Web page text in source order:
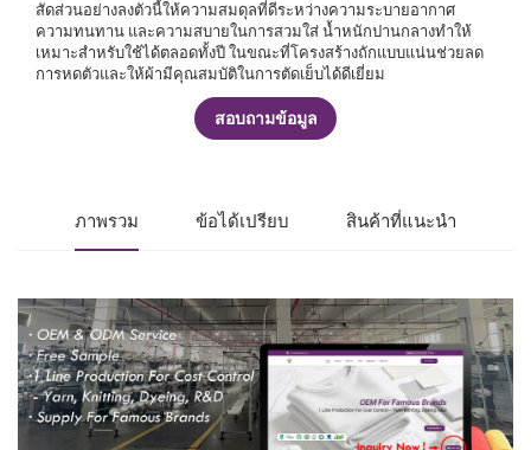
สัดส่วนอย่างลงตัวนี้ให้ความสมดุลที่ดีระหว่างความระบายอากาศ
ความทนทาน และความสบายในการสวมใส่ น้ำหนักปานกลางทำให้
เหมาะสำหรับใช้ได้ตลอดทั้งปี ในขณะที่โครงสร้างถักแบบแน่นช่วยลด
การหดตัวและให้ผ้ามีคุณสมบัติในการตัดเย็บได้ดีเยี่ยม
สอบถามข้อมูล
ภาพรวม ข้อได้เปรียบ สินค้าที่แนะนำ